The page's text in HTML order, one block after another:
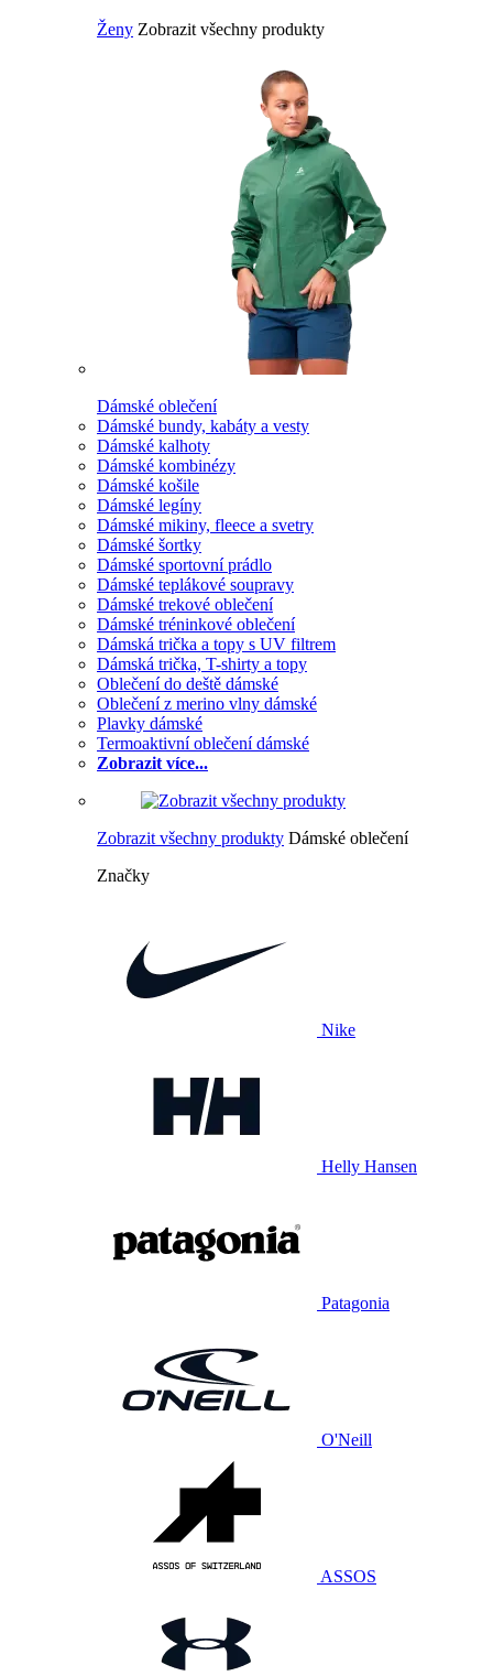
Ženy Zobrazit všechny produkty
Dámské oblečení
Dámské bundy, kabáty a vesty
Dámské kalhoty
Dámské kombinézy
Dámské košile
Dámské legíny
Dámské mikiny, fleece a svetry
Dámské šortky
Dámské sportovní prádlo
Dámské teplákové soupravy
Dámské trekové oblečení
Dámské tréninkové oblečení
Dámská trička a topy s UV filtrem
Dámská trička, T-shirty a topy
Oblečení do deště dámské
Oblečení z merino vlny dámské
Plavky dámské
Termoaktivní oblečení dámské
Zobrazit více...
Zobrazit všechny produkty Dámské oblečení
Značky
Nike
Helly Hansen
Patagonia
O'Neill
ASSOS